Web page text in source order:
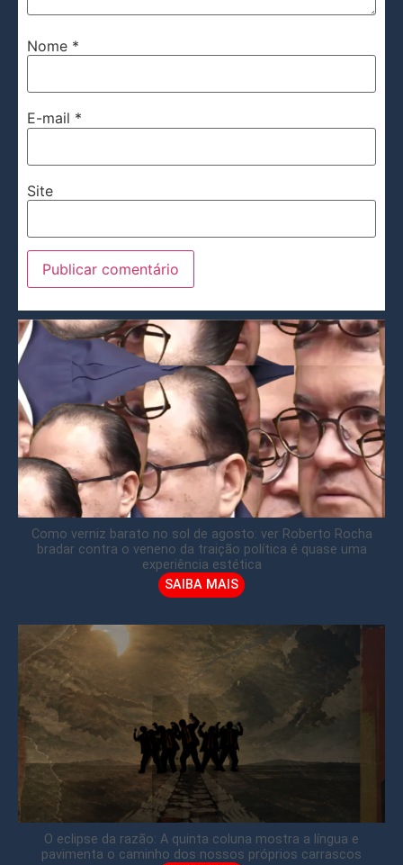
Nome *
E-mail *
Site
Como verniz barato no sol de agosto: ver Roberto Rocha
bradar contra o veneno da traição política é quase uma
experiência estética
SAIBA MAIS
O eclipse da razão: A quinta coluna mostra a língua e
pavimenta o caminho dos nossos próprios carrascos